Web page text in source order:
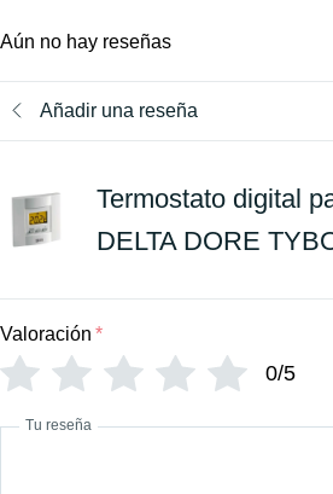
Aún no hay reseñas
Añadir una reseña
Termostato digital
DELTA DORE
Valoración *
0/5
Tu reseña